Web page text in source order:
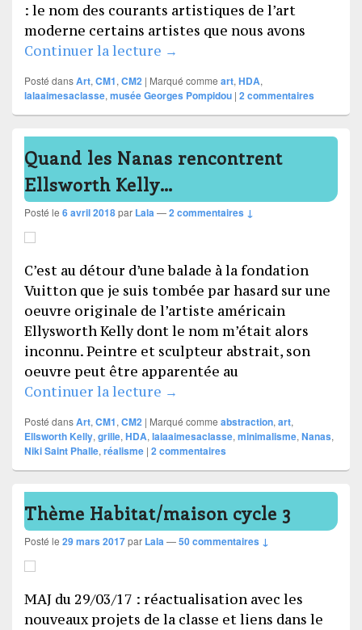
: le nom des courants artistiques de l’art
moderne certains artistes que nous avons
Continuer la lecture Parcours artistique Georges
→
Posté dansArt, CM1, CM2 | Marqué comme art, HDA,
lalaaimesaclasse, musée Georges Pompidou | 2commentaires
Quand les Nanas rencontrent
Ellsworth Kelly…
Posté le 6 avril 2018par Lala—2 commentaires ↓
C’est au détour d’une balade à la fondation
Vuitton que je suis tombée par hasard sur une
oeuvre originale de l’artiste américain
Ellysworth Kelly dont le nom m’était alors
inconnu. Peintre et sculpteur abstrait, son
oeuvre peut être apparentée au
Continuer la lecture Quand les Nanas
→
Posté dansArt, CM1, CM2 | Marqué comme abstraction, art,
Ellsworth Kelly, grille, HDA, lalaaimesaclasse, minimalisme, Nanas,
Niki Saint Phalle, réalisme | 2commentaires
Thème Habitat/maison cycle 3
Posté le 29 mars 2017par Lala—50 commentaires ↓
MAJ du 29/03/17 : réactualisation avec les
nouveaux projets de la classe et liens dans le